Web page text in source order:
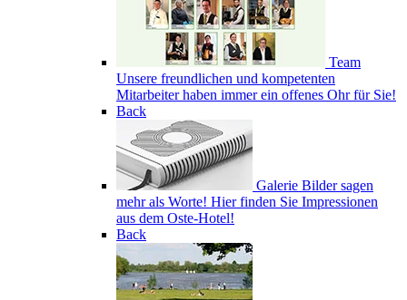
Team
Unsere freundlichen und kompetenten
Mitarbeiter haben immer ein offenes Ohr für Sie!
Back
Galerie Bilder sagen
mehr als Worte! Hier finden Sie Impressionen
aus dem Oste-Hotel!
Back